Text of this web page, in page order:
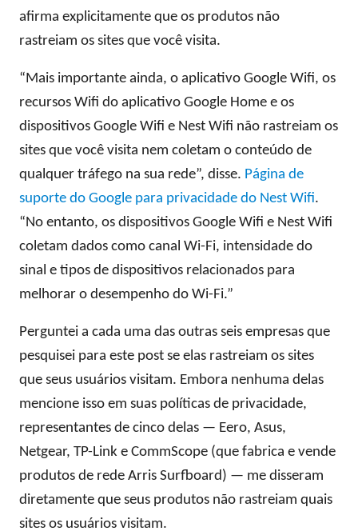
afirma explicitamente que os produtos não
rastreiam os sites que você visita.
“Mais importante ainda, o aplicativo Google Wifi, os
recursos Wifi do aplicativo Google Home e os
dispositivos Google Wifi e Nest Wifi não rastreiam os
sites que você visita nem coletam o conteúdo de
qualquer tráfego na sua rede”, disse. Página de
suporte do Google para privacidade do Nest Wifi.
“No entanto, os dispositivos Google Wifi e Nest Wifi
coletam dados como canal Wi-Fi, intensidade do
sinal e tipos de dispositivos relacionados para
melhorar o desempenho do Wi-Fi.”
Perguntei a cada uma das outras seis empresas que
pesquisei para este post se elas rastreiam os sites
que seus usuários visitam. Embora nenhuma delas
mencione isso em suas políticas de privacidade,
representantes de cinco delas — Eero, Asus,
Netgear, TP-Link e CommScope (que fabrica e vende
produtos de rede Arris Surfboard) — me disseram
diretamente que seus produtos não rastreiam quais
sites os usuários visitam.